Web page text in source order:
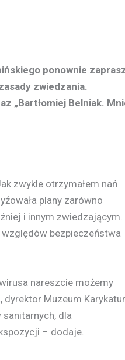
ponownie
zwiedzania.
„Bartłomiej Belniak.
zwykle otrzymałem nań
plany zarówno
i innym zwiedzającym.
względów bezpieczeństwa
nareszcie możemy
Muzeum
dla
– dodaje.